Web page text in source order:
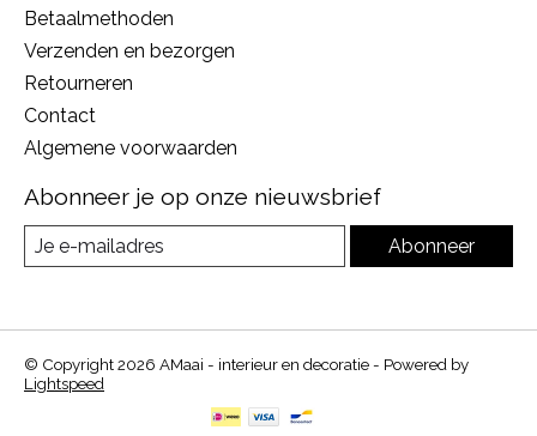
Betaalmethoden
Verzenden en bezorgen
Retourneren
Contact
Algemene voorwaarden
Abonneer je op onze nieuwsbrief
Abonneer
© Copyright 2026 AMaai - interieur en decoratie - Powered by
Lightspeed